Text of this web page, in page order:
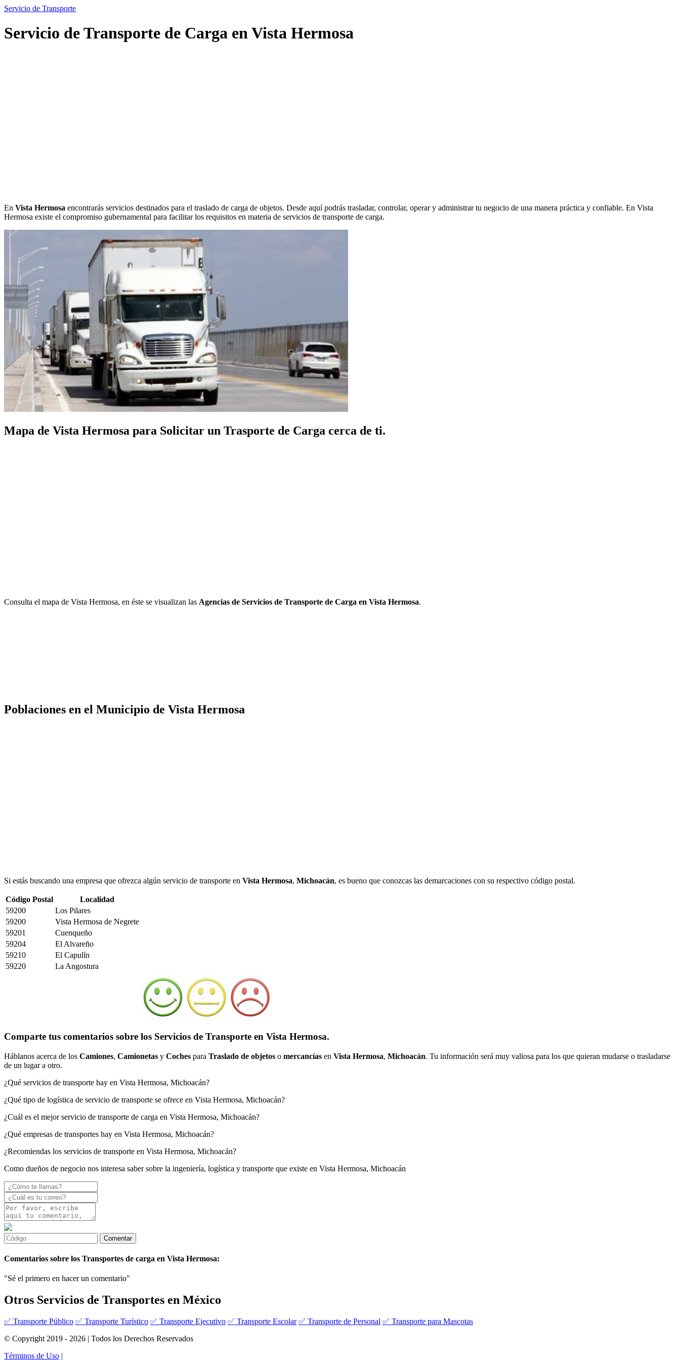
Servicio de Transporte
Servicio de Transporte de Carga en Vista Hermosa
En Vista Hermosa encontrarás servicios destinados para el traslado de carga de objetos. Desde aquí podrás trasladar, controlar, operar y administrar tu negocio de una manera práctica y confiable. En Vista
Hermosa existe el compromiso gubernamental para facilitar los requisitos en materia de servicios de transporte de carga.
Mapa de Vista Hermosa para Solicitar un Trasporte de Carga cerca de ti.
Consulta el mapa de Vista Hermosa, en éste se visualizan las Agencias de Servicios de Transporte de Carga en Vista Hermosa.
Poblaciones en el Municipio de Vista Hermosa
Si estás buscando una empresa que ofrezca algún servicio de transporte en Vista Hermosa, Michoacán, es bueno que conozcas las demarcaciones con su respectivo código postal.
Código Postal
Localidad
59200
Los Pilares
59200
Vista Hermosa de Negrete
59201
Cuenqueño
59204
El Alvareño
59210
El Capulín
59220
La Angostura
Comparte tus comentarios sobre los Servicios de Transporte en Vista Hermosa.
Háblanos acerca de los Camiones, Camionetas y Coches para Traslado de objetos o mercancías en Vista Hermosa, Michoacán. Tu información será muy valiosa para los que quieran mudarse o trasladarse
de un lugar a otro.
¿Qué servicios de transporte hay en Vista Hermosa, Michoacán?
¿Qué tipo de logística de servicio de transporte se ofrece en Vista Hermosa, Michoacán?
¿Cuál es el mejor servicio de transporte de carga en Vista Hermosa, Michoacán?
¿Qué empresas de transportes hay en Vista Hermosa, Michoacán?
¿Recomiendas los servicios de transporte en Vista Hermosa, Michoacán?
Como dueños de negocio nos interesa saber sobre la ingeniería, logística y transporte que existe en Vista Hermosa, Michoacán
Comentarios sobre los Transportes de carga en Vista Hermosa:
"Sé el primero en hacer un comentario"
Otros Servicios de Transportes en México
✅ Transporte Público ✅ Transporte Turístico ✅ Transporte Ejecutivo ✅ Transporte Escolar ✅ Transporte de Personal ✅ Transporte para Mascotas
© Copyright 2019 - 2026 | Todos los Derechos Reservados
Términos de Uso |